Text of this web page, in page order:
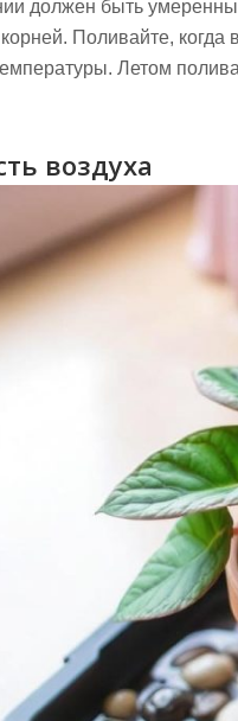
должен быть
Поливайте, когда
Летом
воздуха